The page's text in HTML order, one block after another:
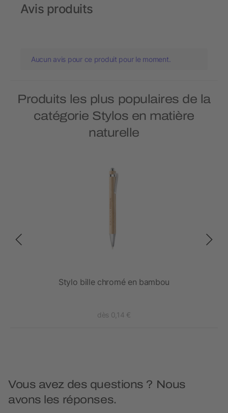
Avis produits
Aucun avis pour ce produit pour le moment.
Produits les plus populaires de la
catégorie Stylos en matière
naturelle
Stylo bille chromé en bambou
dès 0,14 €
Vous avez des questions ? Nous
avons les réponses.